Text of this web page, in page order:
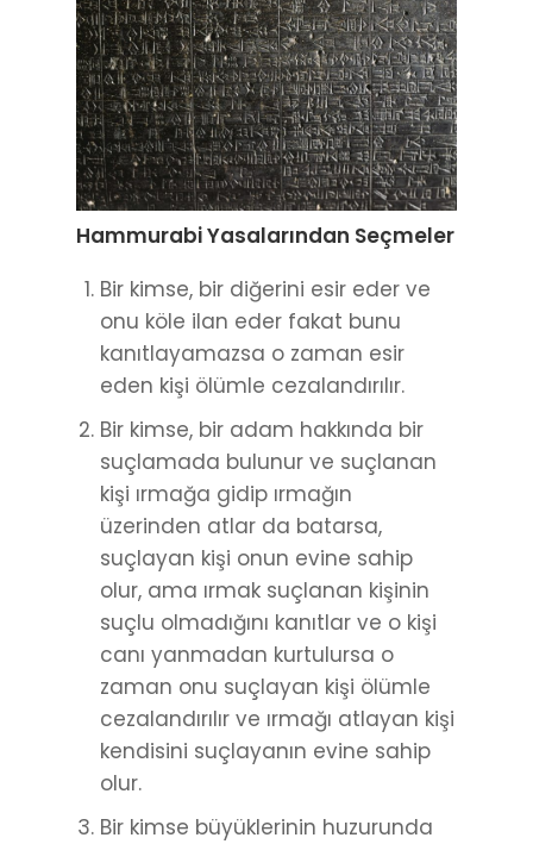
Hammurabi Yasalarından Seçmeler
Bir kimse, bir diğerini esir eder ve
onu köle ilan eder fakat bunu
kanıtlayamazsa o zaman esir
eden kişi ölümle cezalandırılır.
Bir kimse, bir adam hakkında bir
suçlamada bulunur ve suçlanan
kişi ırmağa gidip ırmağın
üzerinden atlar da batarsa,
suçlayan kişi onun evine sahip
olur, ama ırmak suçlanan kişinin
suçlu olmadığını kanıtlar ve o kişi
canı yanmadan kurtulursa o
zaman onu suçlayan kişi ölümle
cezalandırılır ve ırmağı atlayan kişi
kendisini suçlayanın evine sahip
olur.
Bir kimse büyüklerinin huzurunda